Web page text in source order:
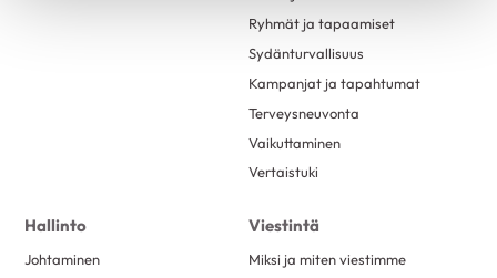
Ryhmät ja tapaamiset
Sydänturvallisuus
Kampanjat ja tapahtumat
Terveysneuvonta
Vaikuttaminen
Vertaistuki
Hallinto
Johtaminen
Viestintä
Miksi ja miten viestimme